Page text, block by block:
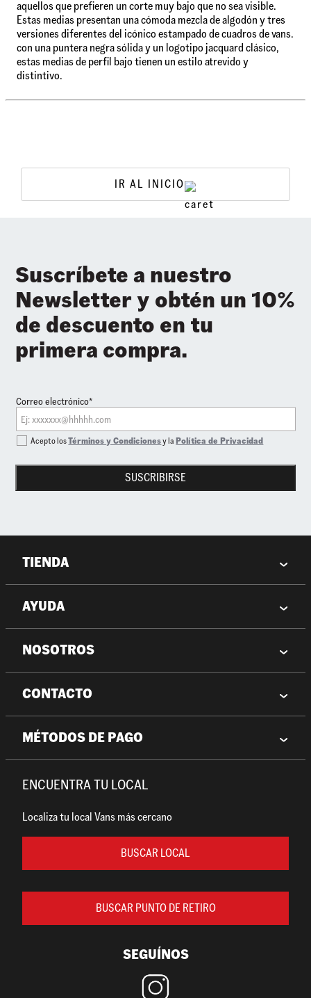
aquellos que prefieren un corte muy bajo que no sea visible.
Estas medias presentan una cómoda mezcla de algodón y tres
versiones diferentes del icónico estampado de cuadros de vans.
con una puntera negra sólida y un logotipo jacquard clásico,
estas medias de perfil bajo tienen un estilo atrevido y
distintivo.
IR AL INICIO
Suscríbete a nuestro
Newsletter y obtén un 10%
de descuento en tu
primera compra.
Correo electrónico*
SUSCRIBIRSE
Acepto losTérminos y Condicionesy laPolítica de Privacidad
TIENDA
AYUDA
NOSOTROS
CONTACTO
MÉTODOS DE PAGO
ENCUENTRA TU LOCAL
Localiza tu local Vans más cercano
BUSCAR LOCAL
BUSCAR PUNTO DE RETIRO
SEGUÍNOS